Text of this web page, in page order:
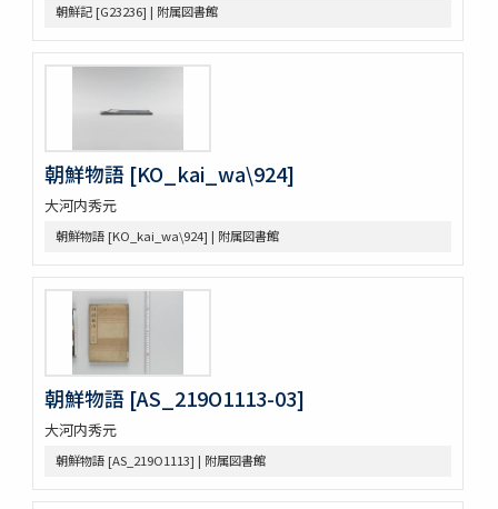
増広竜龕手鑑八巻
宋版大蔵経零本五巻
論語集解残四巻
医方大成論一巻
Vedische und Sanskrit-Syntax
争春園全伝（アジア）
争春園全伝（総合図書館）
韻府羣玉
One hundred quatrains from the Rubáiyát of Omar
Khayyam
Bản chỉ cách đọc và ý nghīa Annam các chữ nho trong
sách tứ thư／四書不二字音義撮要
佛印産薬用植物（下巻）
佛印の政治經濟状況と印度支那人の希望事項
泰・佛印における宣傳戰
佛印文化情報 第五号
A NATURALIST IN WESTERN CHINA
印度哲學小史
朝鮮記 [G23236] | 附属図書館
朝鮮物語 [KO_kai_wa\924]
大河内秀元
朝鮮物語 [KO_kai_wa\924] | 附属図書館
朝鮮物語 [AS_219O1113-03]
大河内秀元
朝鮮物語 [AS_219O1113] | 附属図書館